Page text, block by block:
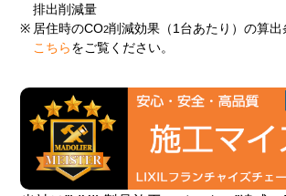
排出削減量
※ 居住時のCO2削減効果（1台あたり）の算出
こちら をご覧ください。